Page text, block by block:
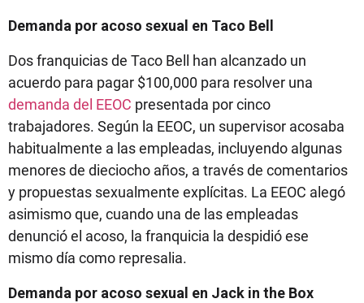
Demanda por acoso sexual en Taco Bell
Dos franquicias de Taco Bell han alcanzado un
acuerdo para pagar $100,000 para resolver una
demanda del EEOC presentada por cinco
trabajadores. Según la EEOC, un supervisor acosaba
habitualmente a las empleadas, incluyendo algunas
menores de dieciocho años, a través de comentarios
y propuestas sexualmente explícitas. La EEOC alegó
asimismo que, cuando una de las empleadas
denunció el acoso, la franquicia la despidió ese
mismo día como represalia.
Demanda por acoso sexual en Jack in the Box